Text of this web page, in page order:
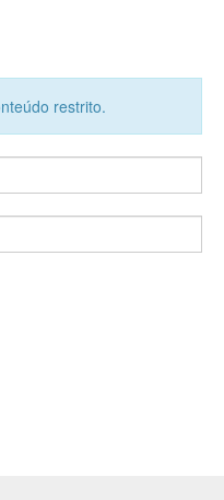
restrito.